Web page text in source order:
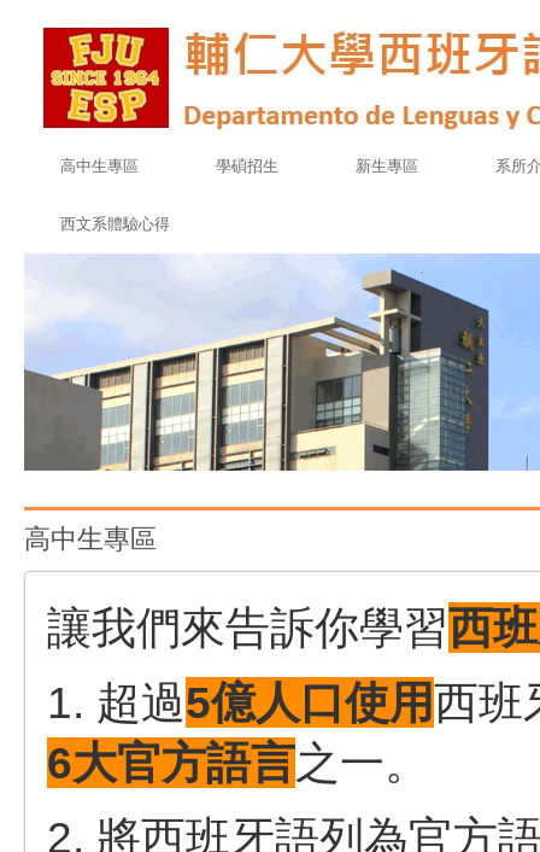
高中生專區 學碩招生 新生專區 系所
西文系體驗心得
高中生專區
讓我們來告訴你學習西
1. 超過5億人口使用西班
6大官方語言之一。
2. 將西班牙語列為官方